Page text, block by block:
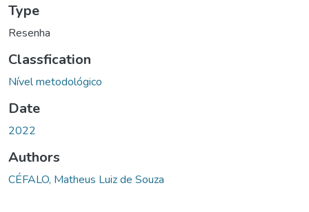
Type
Resenha
Classfication
Nível metodológico
Date
2022
Authors
CÉFALO, Matheus Luiz de Souza